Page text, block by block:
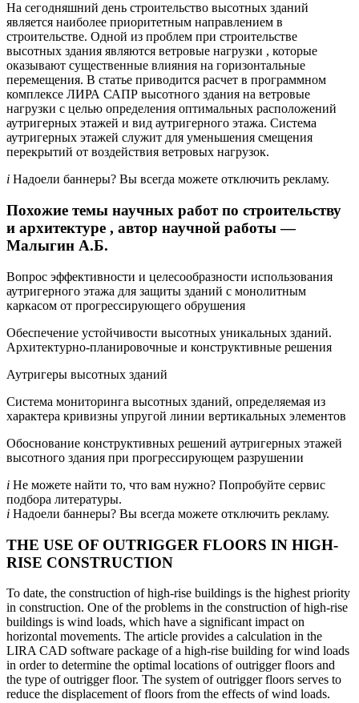
На сегодняшний день строительство высотных зданий
является наиболее приоритетным направлением в
строительстве. Одной из проблем при строительстве
высотных здания являются ветровые нагрузки , которые
оказывают существенные влияния на горизонтальные
перемещения. В статье приводится расчет в программном
комплексе ЛИРА САПР высотного здания на ветровые
нагрузки с целью определения оптимальных расположений
аутригерных этажей и вид аутригерного этажа. Система
аутригерных этажей служит для уменьшения смещения
перекрытий от воздействия ветровых нагрузок.
i Надоели баннеры? Вы всегда можете отключить рекламу.
Похожие темы научных работ по строительству
и архитектуре , автор научной работы —
Малыгин А.Б.
Вопрос эффективности и целесообразности использования
аутригерного этажа для защиты зданий с монолитным
каркасом от прогрессирующего обрушения
Обеспечение устойчивости высотных уникальных зданий.
Архитектурно-планировочные и конструктивные решения
Аутригеры высотных зданий
Система мониторинга высотных зданий, определяемая из
характера кривизны упругой линии вертикальных элементов
Обоснование конструктивных решений аутригерных этажей
высотного здания при прогрессирующем разрушении
i Не можете найти то, что вам нужно? Попробуйте сервис
подбора литературы.
i Надоели баннеры? Вы всегда можете отключить рекламу.
THE USE OF OUTRIGGER FLOORS IN HIGH-
RISE CONSTRUCTION
To date, the construction of high-rise buildings is the highest priority
in construction. One of the problems in the construction of high-rise
buildings is wind loads, which have a significant impact on
horizontal movements. The article provides a calculation in the
LIRA CAD software package of a high-rise building for wind loads
in order to determine the optimal locations of outrigger floors and
the type of outrigger floor. The system of outrigger floors serves to
reduce the displacement of floors from the effects of wind loads.